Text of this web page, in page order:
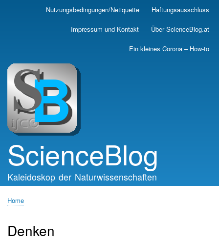
Skip
main
Nutzungsbedingungen/Netiquette Haftungsausschluss
Impressum und Kontakt Über ScienceBlog.at
Ein kleines Corona – How-to
ScienceBlog
Kaleidoskop der Naturwissenschaften
Home
Denken